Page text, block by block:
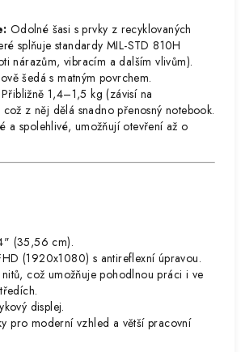
Odolné šasi s prvky z recyklovaných
splňuje standardy MIL-STD 810H
nárazům, vibracím a dalším vlivům).
šedá s matným povrchem.
Přibližně 1,4–1,5 kg (závisí na
z něj dělá snadno přenosný notebook.
a spolehlivé, umožňují otevření až o
(35,56 cm).
(1920x1080) s antireflexní úpravou.
což umožňuje pohodlnou práci i ve
displej.
pro moderní vzhled a větší pracovní